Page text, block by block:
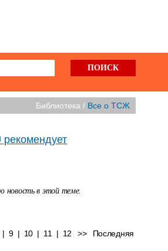
Библиотека / Все о ТСЖ
рекомендует
новость в этой теме.
| 9 | 10 | 11 | 12 >> Последняя